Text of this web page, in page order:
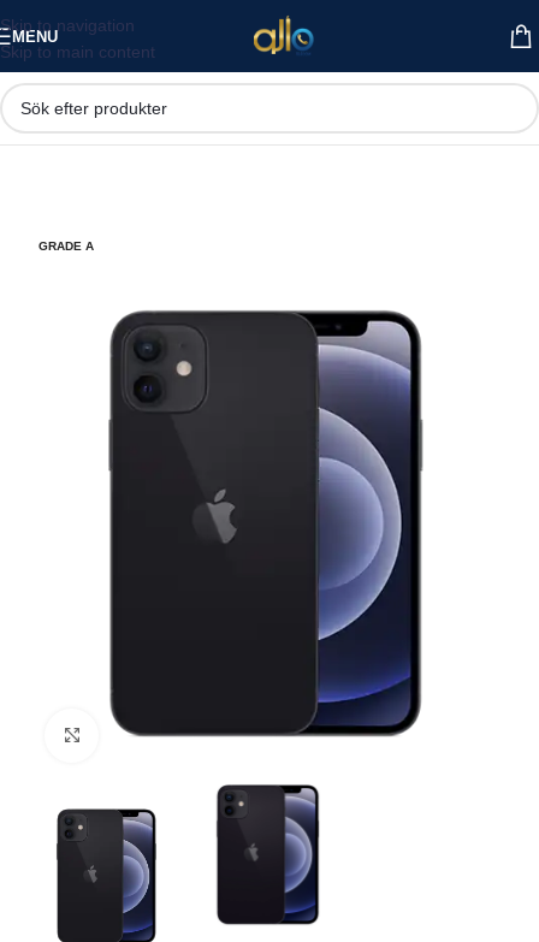
Skip to navigation
Skip to main content
MENU
GRADE A
Click to enlarge